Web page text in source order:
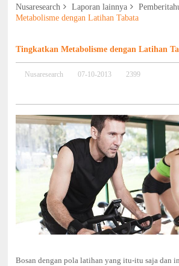
Nusaresearch Laporan lainnya
Metabolisme dengan Latihan Tabata
Tingkatkan Metabolisme dengan Latihan
Nusaresearch 07-10-2013 2399
Bosan dengan pola latihan yang itu-itu saja dan